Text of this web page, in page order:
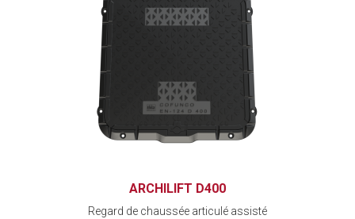
ARCHILIFT D400
Regard de chaussée articulé assisté